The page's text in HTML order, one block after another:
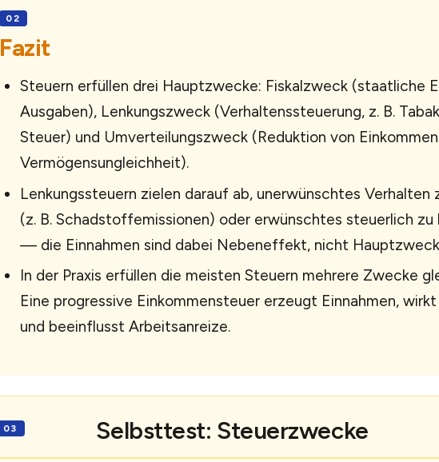
Fazit
Steuern erfüllen drei Hauptzwecke: Fiskalzweck (staatliche
Ausgaben), Lenkungszweck (Verhaltenssteuerung, z. B.
Steuer) und Umverteilungszweck (Reduktion von
Vermögensungleichheit).
Lenkungssteuern zielen darauf ab, unerwünschtes Verhalten
(z. B. Schadstoffemissionen) oder erwünschtes steuerlich zu
— die Einnahmen sind dabei Nebeneffekt, nicht
In der Praxis erfüllen die meisten Steuern mehrere Zwecke
Eine progressive Einkommensteuer erzeugt Einnahmen,
und beeinflusst Arbeitsanreize.
Selbsttest: Steuerzwecke